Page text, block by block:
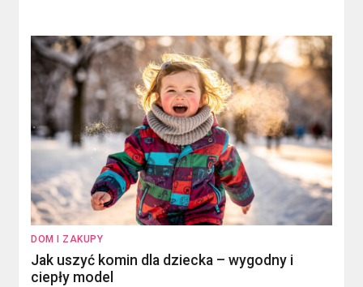
DOM I ZAKUPY
Jak uszyć komin dla dziecka – wygodny i
ciepły model